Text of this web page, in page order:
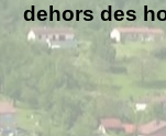
dehors des